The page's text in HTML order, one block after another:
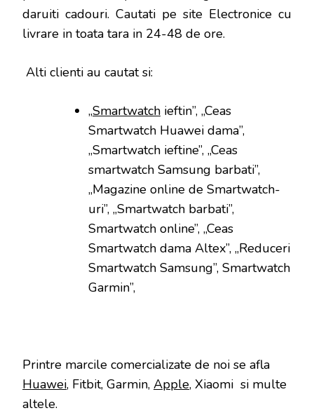
daruiti cadouri. Cautati pe site Electronice cu
livrare in toata tara in 24-48 de ore.
Alti clienti au cautat si:
„Smartwatch ieftin”, „Ceas
Smartwatch Huawei dama”,
„Smartwatch ieftine”, „Ceas
smartwatch Samsung barbati”,
„Magazine online de Smartwatch-
uri”, „Smartwatch barbati”,
Smartwatch online”, „Ceas
Smartwatch dama Altex”, „Reduceri
Smartwatch Samsung”, Smartwatch
Garmin”,
Printre marcile comercializate de noi se afla
Huawei, Fitbit, Garmin, Apple, Xiaomi si multe
altele.